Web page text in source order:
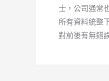
士，公司通常
所有資料統整
對前後有無錯